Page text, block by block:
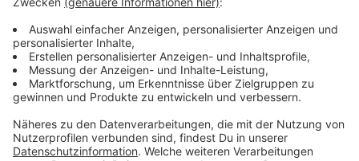
standhalten.
Anzeige
Klimawandel Ursache für Schäden
Anzeige